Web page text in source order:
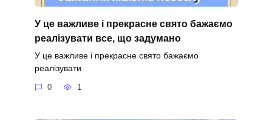
У це важливе і прекрасне свято бажаємо
реалізувати все, що задумано
У це важливе і прекрасне свято бажаємо
реалізувати
0 1